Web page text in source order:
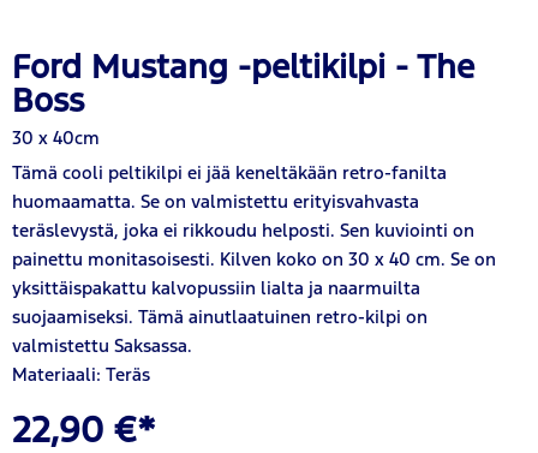
Ford Mustang -peltikilpi - The
Boss
30 x 40cm
Tämä cooli peltikilpi ei jää keneltäkään retro-fanilta
huomaamatta. Se on valmistettu erityisvahvasta
teräslevystä, joka ei rikkoudu helposti. Sen kuviointi on
painettu monitasoisesti. Kilven koko on 30 x 40 cm. Se on
yksittäispakattu kalvopussiin lialta ja naarmuilta
suojaamiseksi. Tämä ainutlaatuinen retro-kilpi on
valmistettu Saksassa.
Materiaali: Teräs
22,90 €*